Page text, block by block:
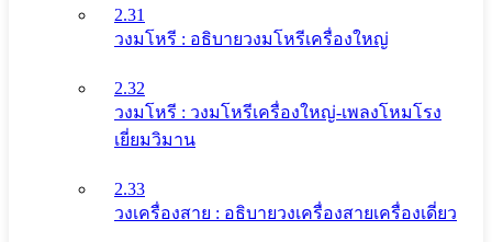
2.31
วงมโหรี : อธิบายวงมโหรีเครื่องใหญ่
2.32
วงมโหรี : วงมโหรีเครื่องใหญ่-เพลงโหมโรง
เยี่ยมวิมาน
2.33
วงเครื่องสาย : อธิบายวงเครื่องสายเครื่องเดี่ยว